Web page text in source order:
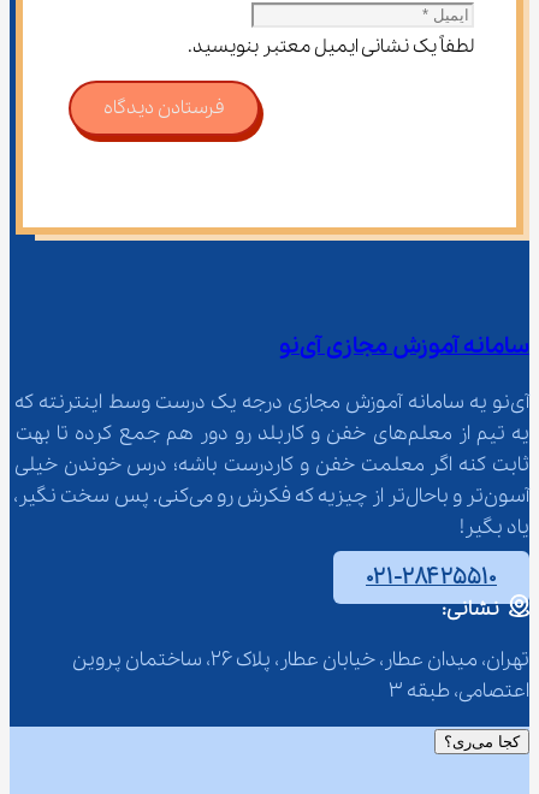
لطفاً یک نشانی ایمیل معتبر بنویسید.
فرستادن دیدگاه
سامانه آموزش مجازی آی‌نو
آی‌نو یه سامانه آموزش مجازی درجه یک درست وسط اینترنته که
یه تیم از معلم‌‌های خفن و کاربلد رو دور هم جمع کرده تا بهت
ثابت کنه اگر معلمت خفن و کاردرست باشه؛ درس خوندن خیلی
آسون‌تر و باحال‌تر از چیزیه که فکرش رو می‌کنی. پس سخت نگیر،
یاد بگیر!
۰۲۱-۲۸۴۲۵۵۱۰
نشانی:
تهران، میدان عطار، خیابان عطار، پلاک 26، ساختمان پروین
اعتصامی، طبقه 3
کجا می‌ری؟